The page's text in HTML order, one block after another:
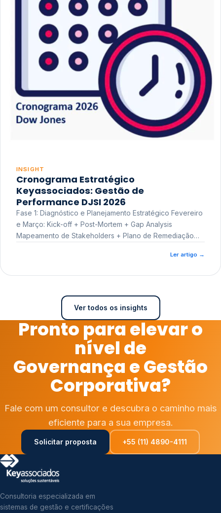
INSIGHT
Cronograma Estratégico
Keyassociados: Gestão de
Performance DJSI 2026
Fase 1: Diagnóstico e Planejamento Estratégico Fevereiro
e Março: Kick-off + Post-Mortem + Gap Analysis
Mapeamento de Stakeholders + Plano de Remediação
Ler artigo →
Ver todos os insights
Pronto para elevar o
nível de
Governança e Gestão
Corporativa?
Fale com um consultor e descubra o caminho mais
eficiente para a sua empresa.
Solicitar proposta +55 (11) 4890-4111
Consultoria especializada em
sistemas de gestão e certificações